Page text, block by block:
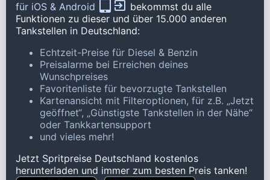
für iOS & Android
bekommst du alle
Funktionen zu dieser und über 15.000 anderen
Tankstellen in Deutschland:
Echtzeit-Preise für Diesel & Benzin
Preisalarme bei Erreichen deines
Wunschpreises
Favoritenliste für bevorzugte Tankstellen
Kartenansicht mit Filteroptionen, für z.B. „Jetzt
geöffnet“, „Günstigste Tankstellen in der Nähe“
oder Tankkartensupport
und vieles mehr!
Jetzt Spritpreise Deutschland kostenlos
herunterladen und immer zum besten Preis tanken!